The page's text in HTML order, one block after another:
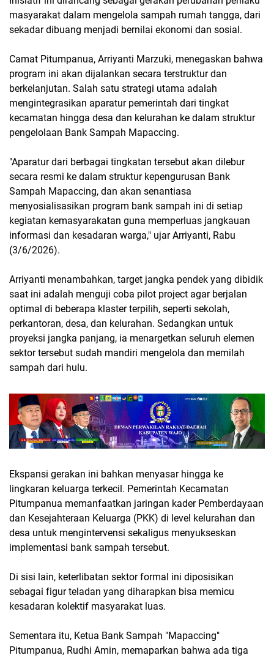
masyarakat dalam mengelola sampah rumah tangga, dari
sekadar dibuang menjadi bernilai ekonomi dan sosial.
Camat Pitumpanua, Arriyanti Marzuki, menegaskan bahwa
program ini akan dijalankan secara terstruktur dan
berkelanjutan. Salah satu strategi utama adalah
mengintegrasikan aparatur pemerintah dari tingkat
kecamatan hingga desa dan kelurahan ke dalam struktur
pengelolaan Bank Sampah Mapaccing.
​"Aparatur dari berbagai tingkatan tersebut akan dilebur
secara resmi ke dalam struktur kepengurusan Bank
Sampah Mapaccing, dan akan senantiasa
menyosialisasikan program bank sampah ini di setiap
kegiatan kemasyarakatan guna memperluas jangkauan
informasi dan kesadaran warga," ujar Arriyanti, Rabu
(3/6/2026).
​Arriyanti menambahkan, target jangka pendek yang dibidik
saat ini adalah menguji coba pilot project agar berjalan
optimal di beberapa klaster terpilih, seperti sekolah,
perkantoran, desa, dan kelurahan. Sedangkan untuk
proyeksi jangka panjang, ia menargetkan seluruh elemen
sektor tersebut sudah mandiri mengelola dan memilah
sampah dari hulu.
​Ekspansi gerakan ini bahkan menyasar hingga ke
lingkaran keluarga terkecil. Pemerintah Kecamatan
Pitumpanua memanfaatkan jaringan kader Pemberdayaan
dan Kesejahteraan Keluarga (PKK) di level kelurahan dan
desa untuk mengintervensi sekaligus menyukseskan
implementasi bank sampah tersebut.
Di sisi lain, keterlibatan sektor formal ini diposisikan
sebagai figur teladan yang diharapkan bisa memicu
kesadaran kolektif masyarakat luas.
Sementara itu, Ketua Bank Sampah "Mapaccing"
Pitumpanua, Rudhi Amin, memaparkan bahwa ada tiga